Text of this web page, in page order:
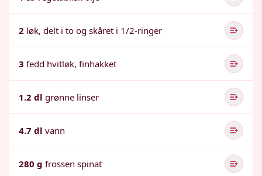
2 løk, delt i to og skåret i 1/2-ringer
3 fedd hvitløk, finhakket
1.2 dl grønne linser
4.7 dl vann
280 g frossen spinat